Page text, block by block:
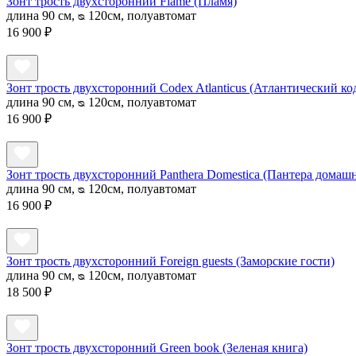
длина 90 см, ᴓ 120см, полуавтомат
16 900 ₽
Зонт трость двухсторонний Codex Atlanticus (Атлантический
длина 90 см, ᴓ 120см, полуавтомат
16 900 ₽
Зонт трость двухсторонний Panthera Domestica (Пантера
длина 90 см, ᴓ 120см, полуавтомат
16 900 ₽
Зонт трость двухсторонний Foreign guests (Заморские гости)
длина 90 см, ᴓ 120см, полуавтомат
18 500 ₽
Зонт трость двухсторонний Green book (Зеленая книга)